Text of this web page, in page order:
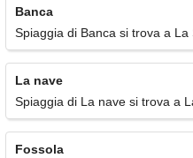
Banca
Spiaggia di Banca si trova a La
La nave
Spiaggia di La nave si trova a
Fossola